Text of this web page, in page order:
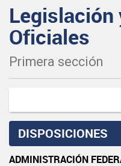
Legislación
Oficiales
Primera sección
DISPOSICIONES
ADMINISTRACIÓN